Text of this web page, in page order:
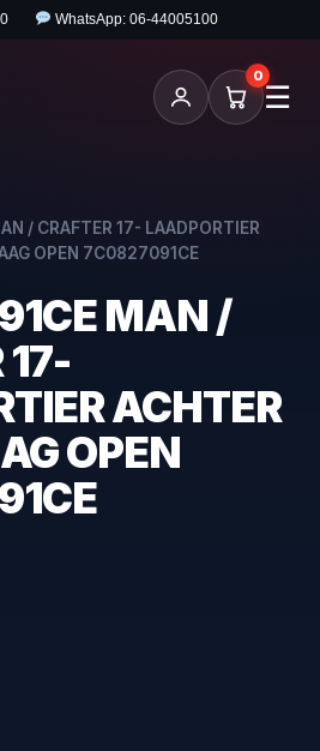
WhatsApp: 06-44005100
0
☰
/ CRAFTER 17- LAADPORTIER
OPEN 7C0827091CE
MAN /
17-
ACHTER
OPEN